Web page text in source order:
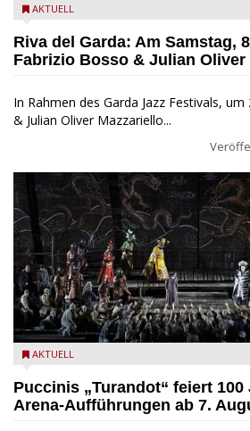
Fabrizio Bosso & Julian Oliver
AKTUELL
Riva del Garda: Am Samstag,
Fabrizio Bosso & Julian Oliver
In Rahmen des Garda Jazz Festivals,
& Julian Oliver Mazzariello...
Turandot in der Arena von Verona -
AKTUELL
Puccinis „Turandot“ feiert 100
Arena-Aufführungen ab 7.